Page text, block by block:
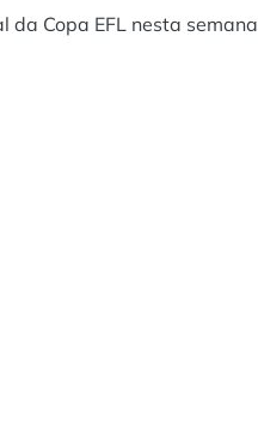
Copa EFL nesta